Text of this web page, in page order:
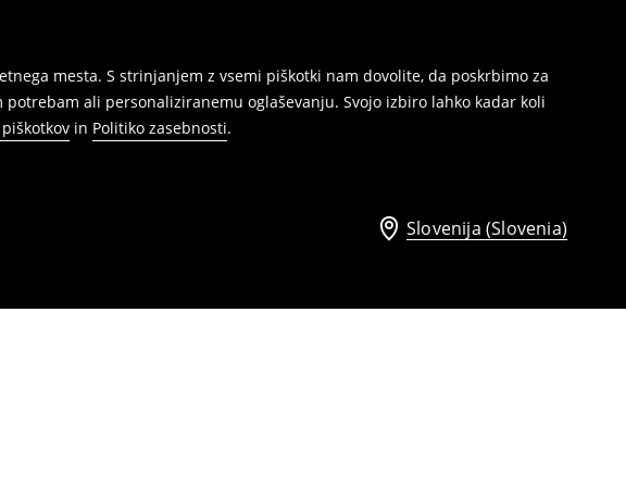
mesta. S strinjanjem z vsemi piškotki nam dovolite, da poskrbimo za
ali personaliziranemu oglaševanju. Svojo izbiro lahko kadar koli
in Politiko zasebnosti.
Slovenija (Slovenia)